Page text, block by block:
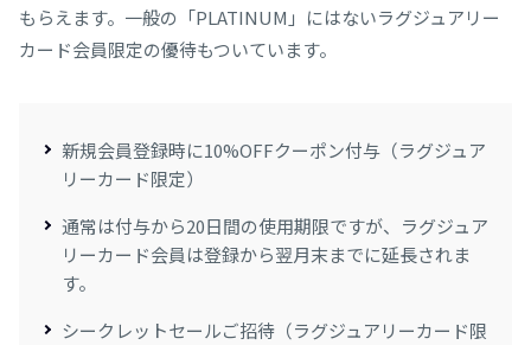
もらえます。一般の「PLATINUM」にはないラグジュアリー
カード会員限定の優待もついています。
新規会員登録時に10%OFFクーポン付与（ラグジュア
リーカード限定）
通常は付与から20日間の使用期限ですが、ラグジュア
リーカード会員は登録から翌月末までに延長されま
す。
シークレットセールご招待（ラグジュアリーカード限